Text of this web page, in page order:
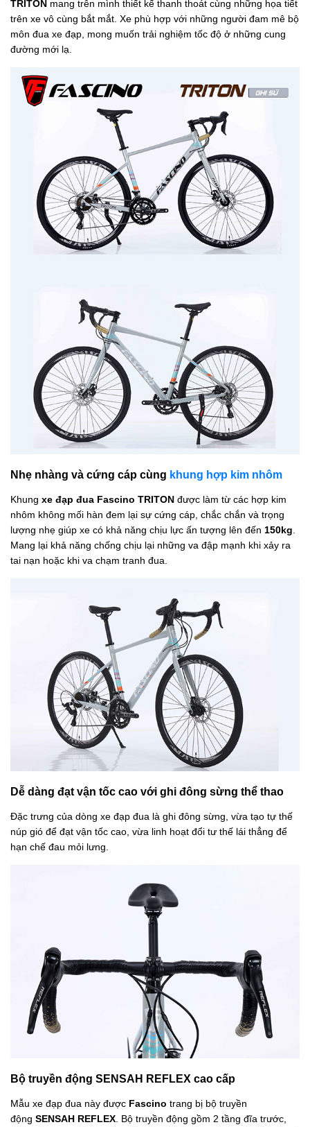
TRITON mang trên mình thiết kế thanh thoát cùng những họa tiết
trên xe vô cùng bắt mắt. Xe phù hợp với những người đam mê bộ
môn đua xe đạp, mong muốn trải nghiệm tốc độ ở những cung
đường mới lạ.
Nhẹ nhàng và cứng cáp cùng khung hợp kim nhôm
Khung xe đạp đua Fascino TRITON được làm từ các hợp kim
nhôm không mối hàn đem lại sự cứng cáp, chắc chắn và trọng
lượng nhẹ giúp xe có khả năng chịu lực ấn tượng lên đến 150kg
Mang lại khả năng chống chịu lại những va đập mạnh khi xảy ra
tai nạn hoặc khi va chạm tranh đua.
Dễ dàng đạt vận tốc cao với ghi đông sừng thể thao
Đặc trưng của dòng xe đạp đua là ghi đông sừng, vừa tạo tự thế
núp gió để đạt vận tốc cao, vừa linh hoạt đổi tư thế lái thẳng để
hạn chế đau mỏi lưng.
Bộ truyền động SENSAH REFLEX cao cấp
Mẫu xe đạp đua này được Fascino trang bị bộ truyền
động SENSAH REFLEX . Bộ truyền động gồm 2 tầng đĩa trước,